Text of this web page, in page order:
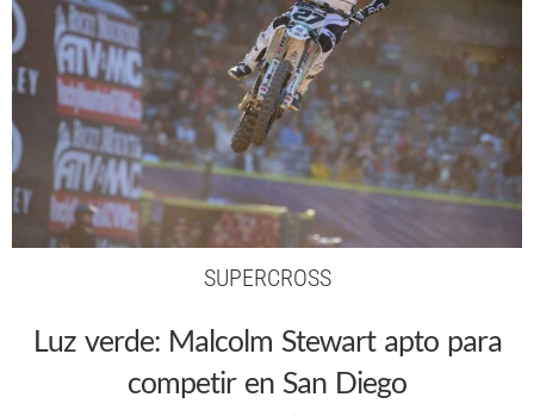
SUPERCROSS
Luz verde: Malcolm Stewart apto para
competir en San Diego